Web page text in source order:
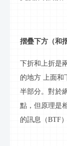
摺疊下方（和
下折和上折是
的地方 上面和
半部分。對於
點，但原理是
的訊息 （BTF